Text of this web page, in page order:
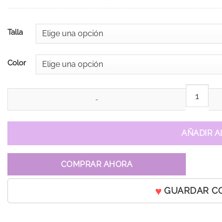
Talla
Color
Vestido Ashley Rojo cantidad
AÑADIR
COMPRAR AHORA
GUARDAR